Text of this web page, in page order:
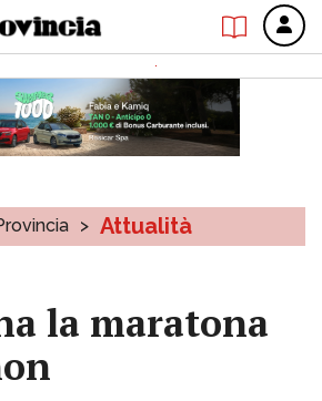
> Attualità
la maratona